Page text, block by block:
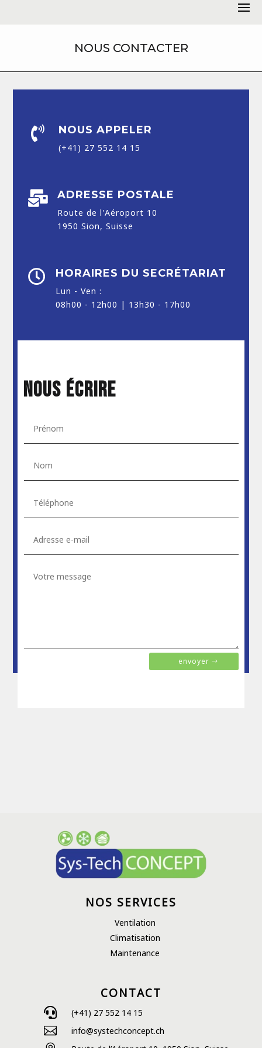
NOUS CONTACTER
 NOUS APPELER
(+41) 27 552 14 15
 ADRESSE POSTALE
Route de l'Aéroport 10
1950 Sion, Suisse
 HORAIRES DU SECRÉTARIAT
Lun - Ven :
08h00 - 12h00 | 13h30 - 17h00
NOUS ÉCRIRE
envoyer
NOS SERVICES
Ventilation
Climatisation
Maintenance
CONTACT
 (+41) 27 552 14 15
 info@systechconcept.ch